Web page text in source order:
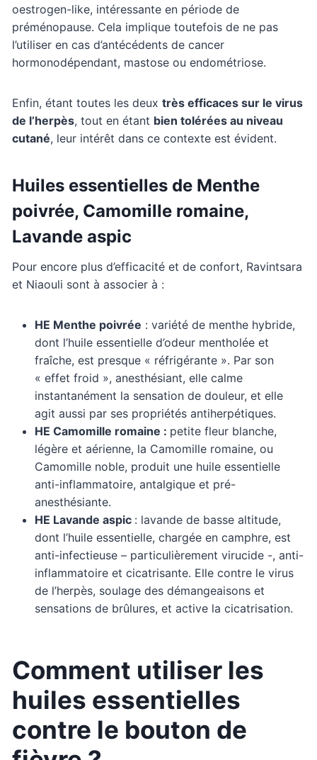
oestrogen-like, intéressante en période de
préménopause. Cela implique toutefois de ne pas
l’utiliser en cas d’antécédents de cancer
hormonodépendant, mastose ou endométriose.
Enfin, étant toutes les deux très efficaces sur le virus
de l’herpès, tout en étant bien tolérées au niveau
cutané, leur intérêt dans ce contexte est évident.
Huiles essentielles de Menthe
poivrée, Camomille romaine,
Lavande aspic
Pour encore plus d’efficacité et de confort, Ravintsara
et Niaouli sont à associer à :
HE Menthe poivrée : variété de menthe hybride,
dont l’huile essentielle d’odeur mentholée et
fraîche, est presque « réfrigérante ». Par son
« effet froid », anesthésiant, elle calme
instantanément la sensation de douleur, et elle
agit aussi par ses propriétés antiherpétiques.
HE Camomille romaine : petite fleur blanche,
légère et aérienne, la Camomille romaine, ou
Camomille noble, produit une huile essentielle
anti-inflammatoire, antalgique et pré-
anesthésiante.
HE Lavande aspic : lavande de basse altitude,
dont l’huile essentielle, chargée en camphre, est
anti-infectieuse – particulièrement virucide -, anti-
inflammatoire et cicatrisante. Elle contre le virus
de l’herpès, soulage des démangeaisons et
sensations de brûlures, et active la cicatrisation.
Comment utiliser les
huiles essentielles
contre le bouton de